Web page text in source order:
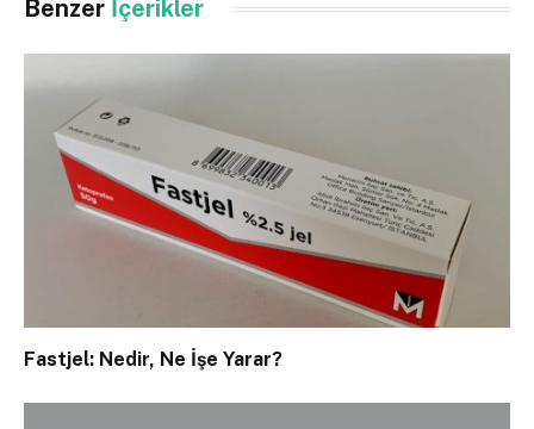
Benzer İçerikler
Fastjel: Nedir, Ne İşe Yarar?